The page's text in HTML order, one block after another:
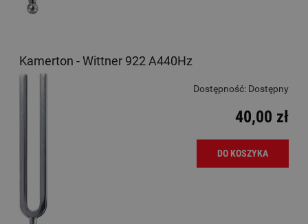
Kamerton - Wittner 922 A440Hz
Dostępność: Dostępny
40,00 zł
DO KOSZYKA